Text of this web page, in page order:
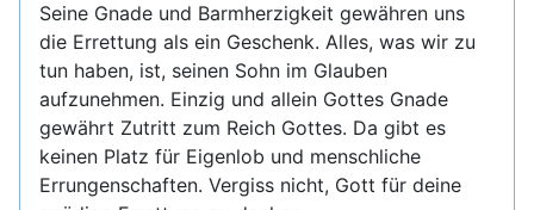
Seine Gnade und Barmherzigkeit gewähren uns
die Errettung als ein Geschenk. Alles, was wir zu
tun haben, ist, seinen Sohn im Glauben
aufzunehmen. Einzig und allein Gottes Gnade
gewährt Zutritt zum Reich Gottes. Da gibt es
keinen Platz für Eigenlob und menschliche
Errungenschaften. Vergiss nicht, Gott für deine